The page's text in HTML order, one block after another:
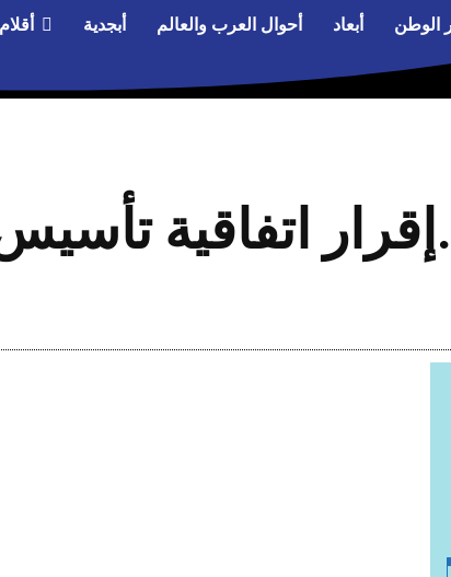
الوطن أبعاد أحوال العرب والعالم أبجدية أقلام
اتفاقية